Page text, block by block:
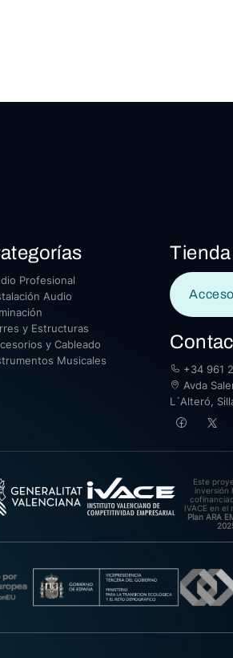
Profesional
Audio
y Estructuras
y Cableado
Musicales
Tienda
+34 961
Avda
L´Alteró,
Este
inversión
IVACE en el
Plan ARA